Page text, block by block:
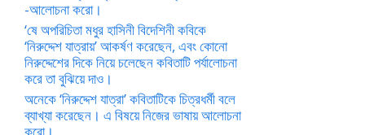
-আলোচনা করো।
‘ষে অপরিচিতা মধুর হাসিনী বিদেশিনী কবিকে
‘নিরুদ্দেশ যাত্রায়’ আকর্ষণ করেছেন, এবং কোনো
নিরুদ্দেশের দিকে নিয়ে চলেছেন কবিতাটি পর্যালোচনা
করে তা বুঝিয়ে দাও।
অনেকে ‘নিরুদ্দেশ যাত্রা’ কবিতাটিকে চিত্রধর্মী বলে
ব্যাখ্যা করেছেন। এ বিষয়ে নিজের ভাষায় আলোচনা
করো।